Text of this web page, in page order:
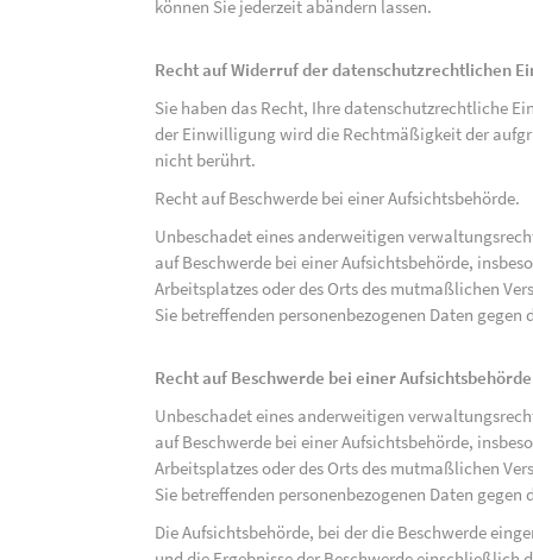
können Sie jederzeit abändern lassen.
Recht auf Widerruf der datenschutzrechtlichen
Sie haben das Recht, Ihre datenschutzrechtliche
der Einwilligung wird die Rechtmäßigkeit der
nicht berührt.
Recht auf Beschwerde bei einer Aufsichtsbehörde.
Unbeschadet eines anderweitigen
auf Beschwerde bei einer Aufsichtsbehörde,
Arbeitsplatzes oder des Orts des mutmaßlichen
Sie betreffenden personenbezogenen Daten gegen
Recht auf Beschwerde bei einer Aufsichtsbehörde
Unbeschadet eines anderweitigen
auf Beschwerde bei einer Aufsichtsbehörde,
Arbeitsplatzes oder des Orts des mutmaßlichen
Sie betreffenden personenbezogenen Daten gegen
Die Aufsichtsbehörde, bei der die Beschwerde